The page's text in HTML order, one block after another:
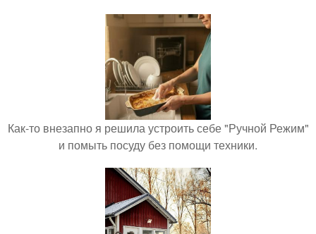
Как-то внезапно я решила устроить себе "Ручной Режим"
и помыть посуду без помощи техники.